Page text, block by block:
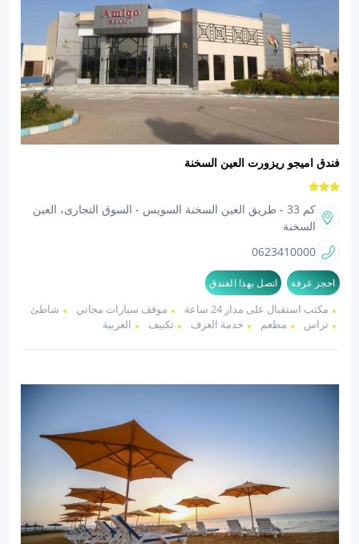
فندق اميجو ريزورت العين السخنة
كم 33 - طريق العين السخنة السويس - السوق التجارى، العين
السخنة
0623410000
احجز غرفة اتصل بهذا الفندق
مكتب استقبال على مدار 24 ساعة موقف سيارات مجاني
شاطئ
تراس
مطعم خدمة الغرف تكييف العربية